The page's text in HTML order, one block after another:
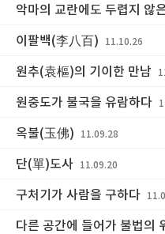
악마의 교란에도 두렵지 않
이팔백(李八百) 11.10.26
원추(袁樞)의 기이한 만남
원중도가 불국을 유람하다
옥불(玉佛) 11.09.28
단(單)도사 11.09.20
구처기가 사람을 구하다
다른 공간에 들어가 불법의